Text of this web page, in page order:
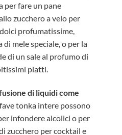
per fare un pane
zucchero a velo per
profumatissime,
mele speciale, o per la
di un sale al profumo di
piatti.
di liquidi come
tonka intere possono
infondere alcolici o per
zucchero per cocktail e